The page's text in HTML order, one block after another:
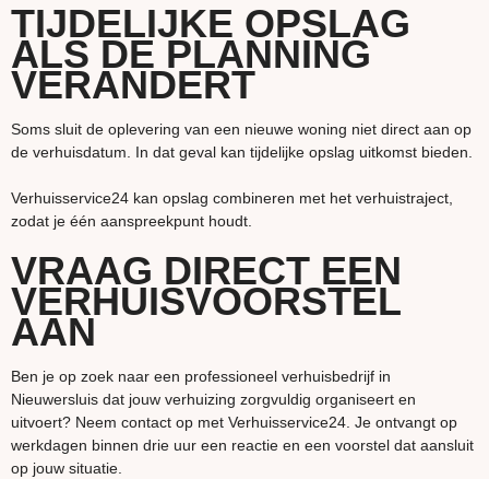
TIJDELIJKE OPSLAG
ALS DE PLANNING
VERANDERT
Soms sluit de oplevering van een nieuwe woning niet direct aan op
de verhuisdatum. In dat geval kan tijdelijke opslag uitkomst bieden.
Verhuisservice24 kan opslag combineren met het verhuistraject,
zodat je één aanspreekpunt houdt.
VRAAG DIRECT EEN
VERHUISVOORSTEL
AAN
Ben je op zoek naar een professioneel verhuisbedrijf in
Nieuwersluis dat jouw verhuizing zorgvuldig organiseert en
uitvoert? Neem contact op met Verhuisservice24. Je ontvangt op
werkdagen binnen drie uur een reactie en een voorstel dat aansluit
op jouw situatie.